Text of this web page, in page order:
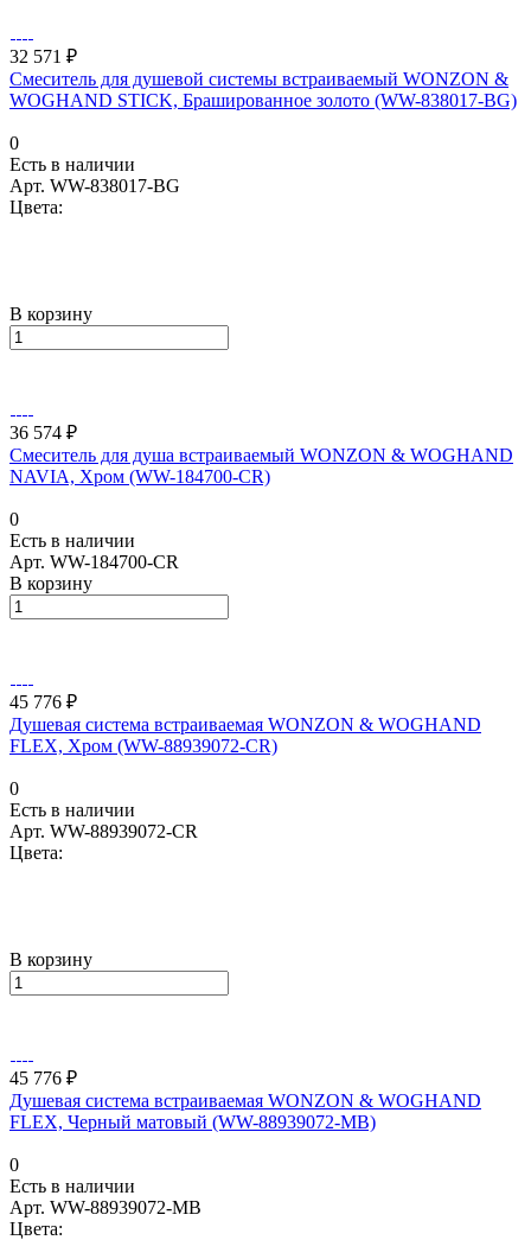
32 571 ₽
Смеситель для душевой системы встраиваемый WONZON &
WOGHAND STICK, Брашированное золото (WW-838017-BG)
0
Есть в наличии
Арт. WW-838017-BG
Цвета:
В корзину
36 574 ₽
Смеситель для душа встраиваемый WONZON & WOGHAND
NAVIA, Хром (WW-184700-CR)
0
Есть в наличии
Арт. WW-184700-CR
В корзину
45 776 ₽
Душевая система встраиваемая WONZON & WOGHAND
FLEX, Хром (WW-88939072-CR)
0
Есть в наличии
Арт. WW-88939072-CR
Цвета:
В корзину
45 776 ₽
Душевая система встраиваемая WONZON & WOGHAND
FLEX, Черный матовый (WW-88939072-MB)
0
Есть в наличии
Арт. WW-88939072-MB
Цвета: